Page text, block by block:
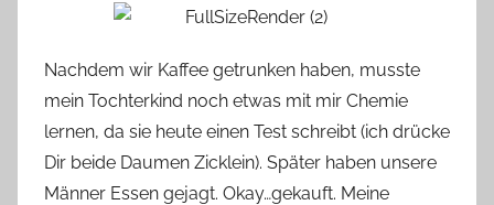
Nachdem wir Kaffee getrunken haben, musste
mein Tochterkind noch etwas mit mir Chemie
lernen, da sie heute einen Test schreibt (ich drücke
Dir beide Daumen Zicklein). Später haben unsere
Männer Essen gejagt. Okay…gekauft. Meine